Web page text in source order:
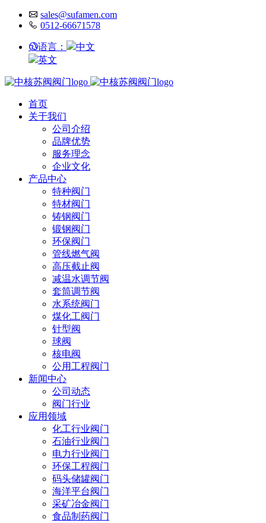
sales@sufamen.com
0512-66671578
语言：
中文
英文
首页
关于我们
公司介绍
品牌优势
服务理念
企业文化
产品中心
特种阀门
特材阀门
铸钢阀门
锻钢阀门
环保阀门
管线燃气阀
高压截止阀
减温水调节阀
套筒调节阀
水系统阀门
煤化工阀门
针型阀
球阀
核电阀
公用工程阀门
新闻中心
公司动态
阀门行业
应用领域
化工行业阀门
石油行业阀门
电力行业阀门
环保工程阀门
码头储罐阀门
海洋平台阀门
采矿冶金阀门
食品制药阀门